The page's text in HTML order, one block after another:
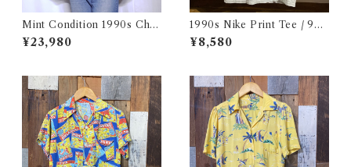
Mint Condition 1990s Cha
mpion Reverse Weave Size
L / チャンピオン リバースウ
¥23,980
1990s Nike Print Tee / 90
年代 ナイキ プリント Tシャツ
古着
¥8,580